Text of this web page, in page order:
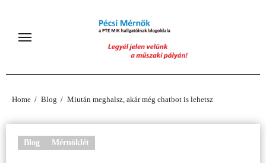
content
Home Blog Miután meghalsz, akár még chatbot is lehetsz
Blog Mérnöklét